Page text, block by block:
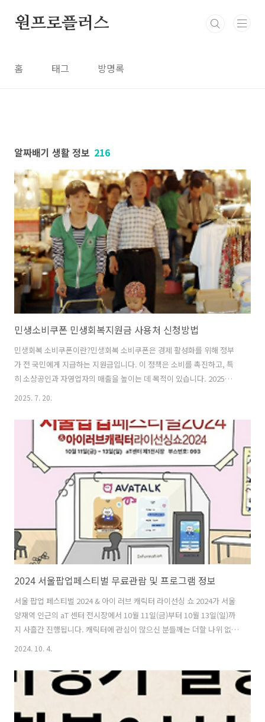
원프로플러스
홈 태그 방명록
알짜배기 생활 정보 216
민생소비쿠폰 민생회복지원금 사용처 신청방법
민생회복 소비쿠폰이란?민생회복 소비쿠폰은 경제 활성화를 위해 정부
가 전 국민에게 지급하는 지원금입니다. 이 정책은 소비를 촉진하고, 특
히 소상공인과 자영업자의 매출을 높이는 데 목적이 있습니다. 2025년 6
월 18일을 기준으로 차상위계층, 한부모가족, 기초생활수급자 등 취약
신청하러 가기주요특징 총 예산: 13.9조 원 지원 대상: 전 국민 (단, 외국
인은 원칙적으로 제외) 지급 금액: 1인당 15만 원~55만 원 (소득 및 지역
에 따라 차등 지급) 지급 방식: 소득별 맞춤형 지원, 단계적 지급 지원 대
상 및 금액1. 지원대상전 국민: 2025년 6월 18일을 기준으로 대한민국
국민이라면 누구나 신청 가능합니다. 단, 미성년자는 주민..
2025. 7. 20.
2024 서울팝업페스티벌 무료관람 및 프로그램 정보
​서울 팝업 페스티벌 2024 & 아이 러브 캐릭터 라이선싱 쇼 2024가 서울
양재역 인근의 aT 센터 전시장에서 10월 11일(금)부터 10월 13일(일)까
지 사흘간 진행됩니다. 캐릭터에 관심이 많으신 분들께는 더할 나위 없는
팝업의 신세계를 경험하실 수 있으며, 무료관람을 위해 사전 등록을 하시
본정보일시 : 2024.10.11(금) ~ 10.13(일)장소 : 양재동 aT센터 제1전시
장관람시간 : 10:00 ~ 17:00전시품목 : 캐릭터, 애니메이션, 웹툰, 만화,
울팝업페스티벌은 국내 최초로 캐릭터, 애니메이션, 게임, 웹툰을 넘나
2024. 10. 4.